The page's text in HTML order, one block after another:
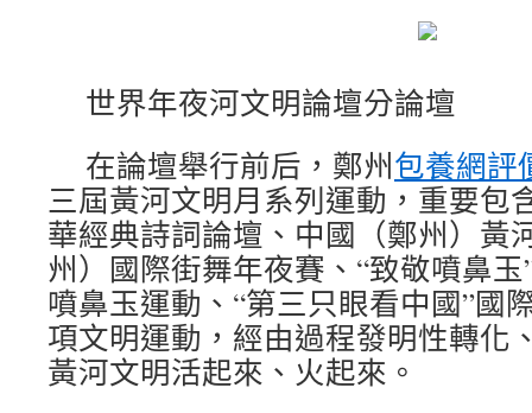
世界年夜河文明論壇分論壇
在論壇舉行前后，鄭州包養網評
三屆黃河文明月系列運動，重要包
華經典詩詞論壇、中國（鄭州）黃
州）國際街舞年夜賽、“致敬噴鼻
噴鼻玉運動、“第三只眼看中國”國
項文明運動，經由過程發明性轉化
黃河文明活起來、火起來。